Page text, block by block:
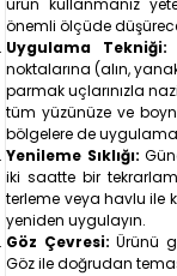
ürün kullanmanız
önemli ölçüde
Uygulama Tekniği:
noktalarına (alın,
parmak uçlarınızla
tüm yüzünüze ve
bölgelere de
Yenileme Sıklığı:
iki saatte bir
terleme veya havlu ile
yeniden uygulayın.
Göz Çevresi: Ürünü
Göz ile doğrudan